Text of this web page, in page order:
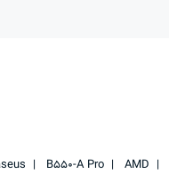
AMD
B550-A Pro